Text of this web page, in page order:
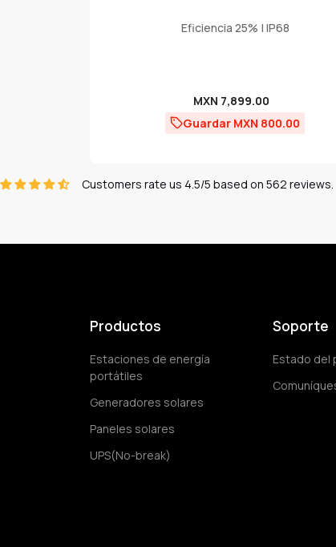
Eficiencia 25% | IP68
Precio
de
venta
MXN 7,899.00
Guardar MXN 800.00
Customers rate us 4.5/5 based on 562 reviews.
Productos
Estaciones de energía
portátiles
Generadores solares
Paneles solares
UPS(No-break)
Soporte
Estado del